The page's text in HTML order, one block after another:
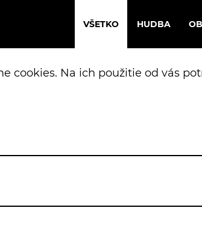
VŠETKO HUDBA
cookies. Na ich použitie od vás